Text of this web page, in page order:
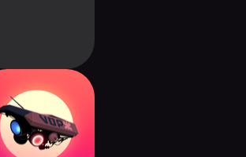
Flying Tank